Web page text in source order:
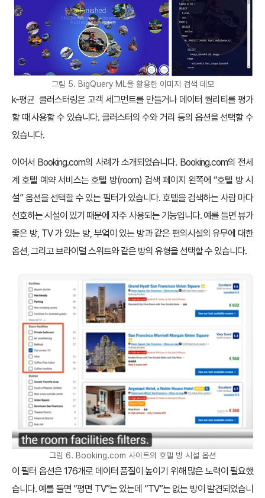
그림 5. BigQuery ML을 활용한 이미지 검색 데모
k-평균 클러스터링은 고객 세그먼트를 만들거나 데이터 퀄리티를 평가
할 때 사용할 수 있습니다. 클러스터의 수와 거리 등의 옵션을 선택할 수
있습니다.
이어서 Booking.com의 사례가 소개되었습니다. Booking.com의 전세
계 호텔 예약 서비스는 호텔 방(room) 검색 페이지 왼쪽에 “호텔 방 시
설” 옵션을 선택할 수 있는 필터가 있습니다. 호텔을 검색하는 사람 마다
선호하는 시설이 있기 때문에 자주 사용되는 기능입니다. 예를 들면 뷰가
좋은 방, TV 가 있는 방, 부엌이 있는 방과 같은 편의시설의 유무에 대한
옵션, 그리고 브라이덜 스위트와 같은 방의 유형을 선택할 수 있습니다.
그림 6. Booking.com 사이트의 호텔 방 시설 옵션
이 필터 옵션은 176개로 데이터 품질이 높이기 위해 많은 노력이 필요했
습니다. 예를 들면 “평면 TV”는 있는데 “TV”는 없는 방이 발견되었습니